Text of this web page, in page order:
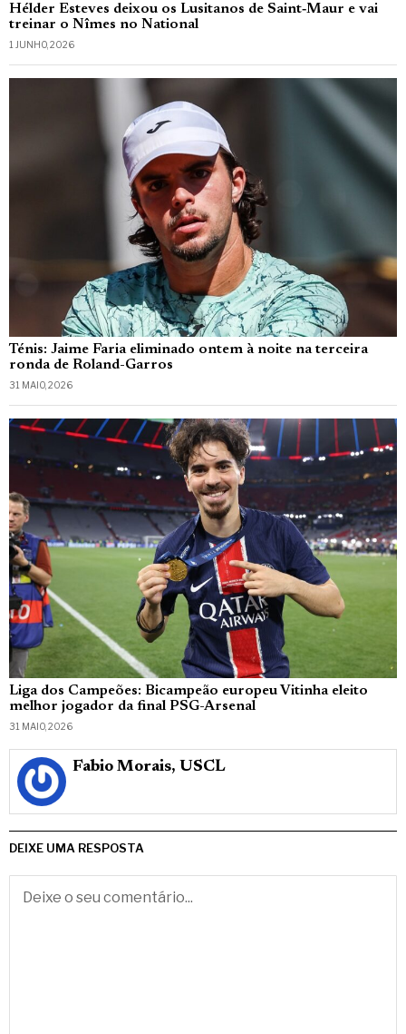
Hélder Esteves deixou os Lusitanos de Saint‑Maur e vai
treinar o Nîmes no National
1 JUNHO, 2026
Ténis: Jaime Faria eliminado ontem à noite na terceira
ronda de Roland-Garros
31 MAIO, 2026
Liga dos Campeões: Bicampeão europeu Vitinha eleito
melhor jogador da final PSG-Arsenal
31 MAIO, 2026
Fabio Morais, USCL
DEIXE UMA RESPOSTA